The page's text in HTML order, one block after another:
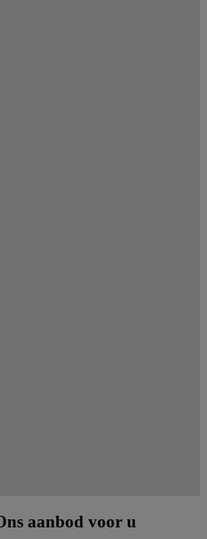
aanbod voor u